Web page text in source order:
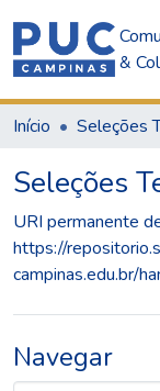
&
Início Seleções
Seleções
URI permanente
https://
campinas.edu.br/
Navegar